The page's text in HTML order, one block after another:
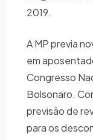
2019.
A MP previa
em
Congresso
Bolsonaro.
previsão de
para os